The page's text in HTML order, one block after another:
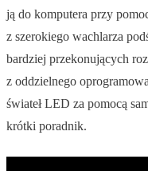
ją do komputera przy
z szerokiego wachlarza
bardziej przekonujących
z oddzielnego
świateł LED za pomocą
krótki poradnik.